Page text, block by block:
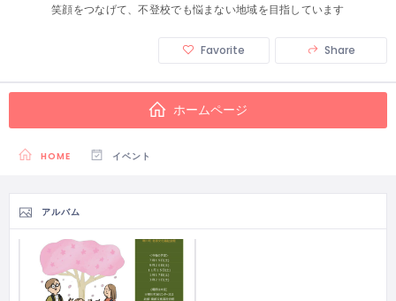
笑顔をつなげて、不登校でも悩まない地域を目指しています
Favorite Share
ホームページ
HOME イベント
アルバム